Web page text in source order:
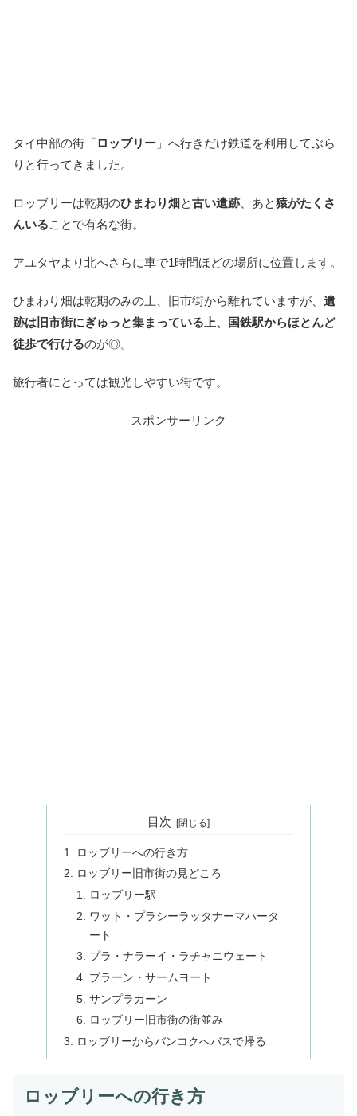
タイ中部の街「ロッブリー 」へ行きだけ鉄道を利用してぶら
りと行ってきました。
ロッブリーは乾期のひまわり畑 と古い遺跡 、あと猿がたくさ
んいることで有名な街。
アユタヤより北へさらに車で1時間ほどの場所に位置します。
ひまわり畑は乾期のみの上、旧市街から離れていますが、 遺
跡は旧市街にぎゅっと集まっている上、国鉄駅からほとんど
徒歩で行けるのが◎。
旅行者にとっては観光しやすい街です。
スポンサーリンク
目次
ロッブリーへの行き方
ロッブリー旧市街の見どころ
ロッブリー駅
ワット・プラシーラッタナーマハータ
ート
プラ・ナラーイ・ラチャニウェート
プラーン・サームヨート
サンプラカーン
ロッブリー旧市街の街並み
ロッブリーからバンコクへバスで帰る
ロッブリーへの行き方